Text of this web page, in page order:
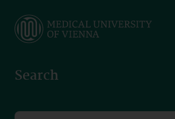
main
Search